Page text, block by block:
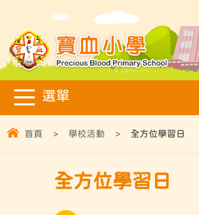
首頁 > 學校活動 > 全方位學習日
全方位學習日